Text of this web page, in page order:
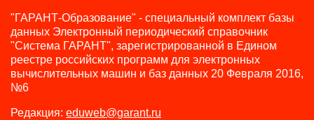
"ГАРАНТ-Образование" - специальный комплект базы
данных Электронный периодический справочник
"Система ГАРАНТ", зарегистрированной в Едином
реестре российских программ для электронных
вычислительных машин и баз данных 20 Февраля 2016,
№6
Редакция: eduweb@garant.ru